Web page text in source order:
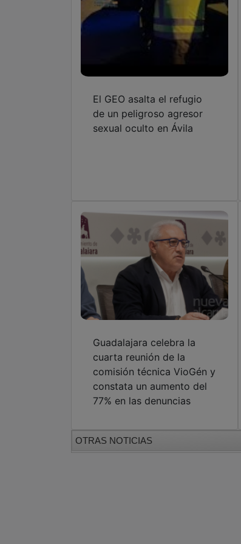
El GEO asalta el refugio
de un peligroso agresor
sexual oculto en Ávila
Guadalajara celebra la
cuarta reunión de la
comisión técnica VioGén y
constata un aumento del
77% en las denuncias
OTRAS NOTICIAS